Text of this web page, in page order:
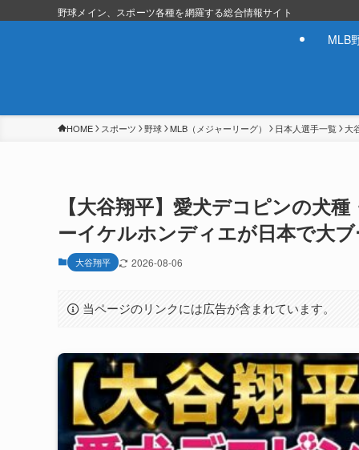
野球メイン、スポーツ各種を網羅する総合情報サイト
MLB
HOME スポーツ 野球 MLB（メジャーリーグ） 日本人選手一覧 大
【大谷翔平】愛犬デコピンの犬
ーイケルホンディエが日本で大
大谷翔平 2026-08-06
当ページのリンクには広告が含まれています。